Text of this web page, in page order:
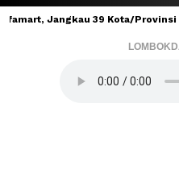
Jangkau 39 Kota/Provinsi di